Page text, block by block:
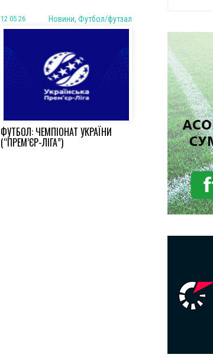
12 05 26 Новини, Футбол/футзал
ФУТБОЛ: ЧЕМПІОНАТ УКРАЇНИ
(“ПРЕМ’ЄР-ЛІГА”)